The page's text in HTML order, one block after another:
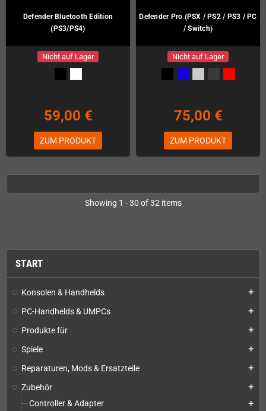
START
Konsolen & Handhelds add
PC-Handhelds & UMPCs add
Produkte für add
Spiele add
Reparaturen, Mods & Ersatzteile add
Zubehör add
Controller & Adapter add
Defender Bluetooth Edition
(PS3/PS4)
Nicht auf Lager
59,00 €
ZUM PRODUKT
Defender Pro (PSX / PS2 / PS3 / PC
/ Switch)
Nicht auf Lager
75,00 €
ZUM PRODUKT
Showing 1 - 30 of 32 items